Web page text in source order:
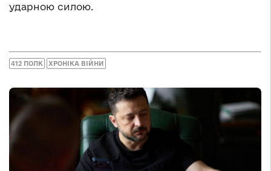
ударною силою.
412 ПОЛК ХРОНІКА ВІЙНИ